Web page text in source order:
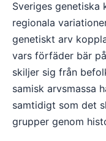
Sveriges genetiska
regionala
genetiskt arv
vars förfäder bär
skiljer sig från
samisk arvsmassa
samtidigt som det
grupper genom